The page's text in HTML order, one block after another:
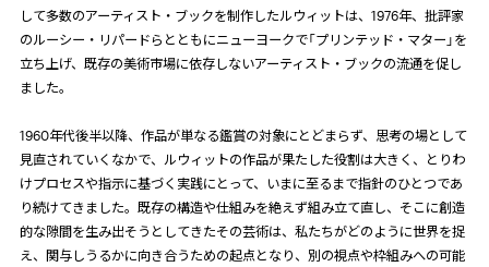
して多数のアーティスト・ブックを制作したルウィットは、 1976年、批評家
のルーシー・リパードらとともにニューヨークで「プリンテッド・マター」を
立ち上げ、既存の美術市場に依存しないアーティスト・ブックの流通を促し
ました。
1960年代後半以降、作品が単なる鑑賞の対象にとどまらず、思考の場として
見直されていくなかで、ルウィットの作品が果たした役割は大きく、とりわ
けプロセスや指示に基づく実践にとって、いまに至るまで指針のひとつであ
り続けてきました。既存の構造や仕組みを絶えず組み立て直し、そこに創造
的な隙間を生み出そうとしてきたその芸術は、私たちがどのように世界を捉
え、関与しうるかに向き合うための起点となり、別の視点や枠組みへの可能